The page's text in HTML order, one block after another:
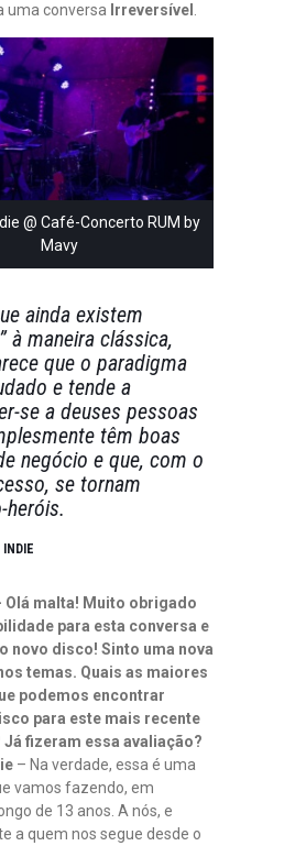
uma conversa Irreversível .
@ Café-Concerto RUM by
Mavy
ainda existem
à maneira clássica,
que o paradigma
e tende a
se a deuses pessoas
têm boas
negócio e que, com o
se tornam
heróis.
INDIE
Olá malta! Muito obrigado
para esta conversa e
novo disco! Sinto uma nova
temas. Quais as maiores
podemos encontrar
para este mais recente
Já fizeram essa avaliação?
– Na verdade, essa é uma
vamos fazendo, em
de 13 anos. A nós, e
a quem nos segue desde o